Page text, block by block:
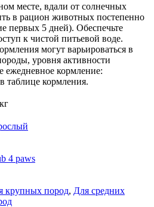
месте, вдали от солнечных
в рацион животных постепенно
первых 5 дней). Обеспечьте
к чистой питьевой воде.
могут варьироваться в
уровня активности
ежедневное кормление:
таблице кормления.
4 paws
крупных пород, Для средних